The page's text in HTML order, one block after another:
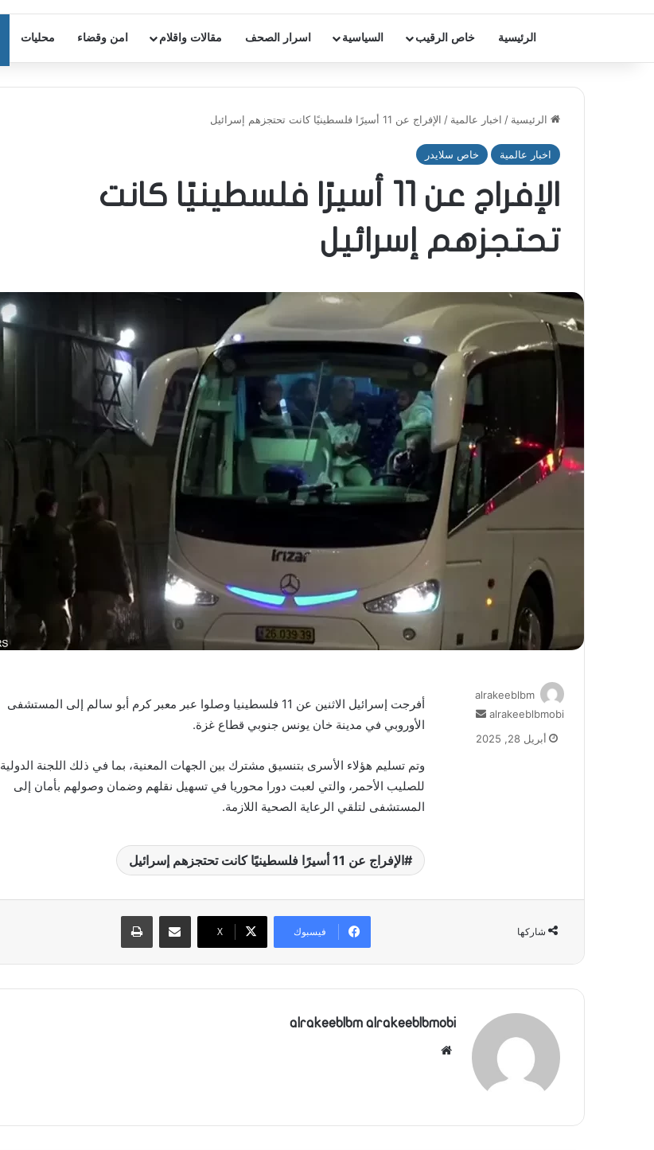
الرئيسية خاص الرقيب السياسية اسرار الصحف مقالات واقلام امن وقضاء محليات
الرئيسية / اخبار عالمية / الإفراج عن 11 أسيرًا فلسطينيًا كانت تحتجزهم إسرائيل
اخبار عالمية خاص سلايدر
الإفراج عن 11 أسيرًا فلسطينيًا كانت
تحتجزهم إسرائيل
أفرجت إسرائيل الاثنين عن 11 فلسطينيا وصلوا عبر معبر كرم أبو سالم إلى المستشفى
الأوروبي في مدينة خان يونس جنوبي قطاع غزة.
وتم تسليم هؤلاء الأسرى بتنسيق مشترك بين الجهات المعنية، بما في ذلك اللجنة الدولية
للصليب الأحمر، والتي لعبت دورا محوريا في تسهيل نقلهم وضمان وصولهم بأمان إلى
المستشفى لتلقي الرعاية الصحية اللازمة.
الإفراج عن 11 أسيرًا فلسطينيًا كانت تحتجزهم إسرائيل
alrakeeblbm
alrakeeblbmobi
أرسل
أبريل 28, 2025
شاركها فيسبوك X
مشاركة عبر البريد طباعة
alrakeeblbm alrakeeblbmobi